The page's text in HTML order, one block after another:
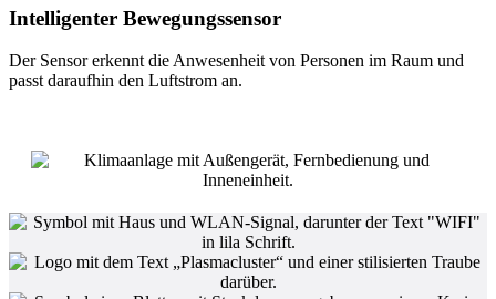
Intelligenter Bewegungssensor
Der Sensor erkennt die Anwesenheit von Personen im Raum und
passt daraufhin den Luftstrom an.